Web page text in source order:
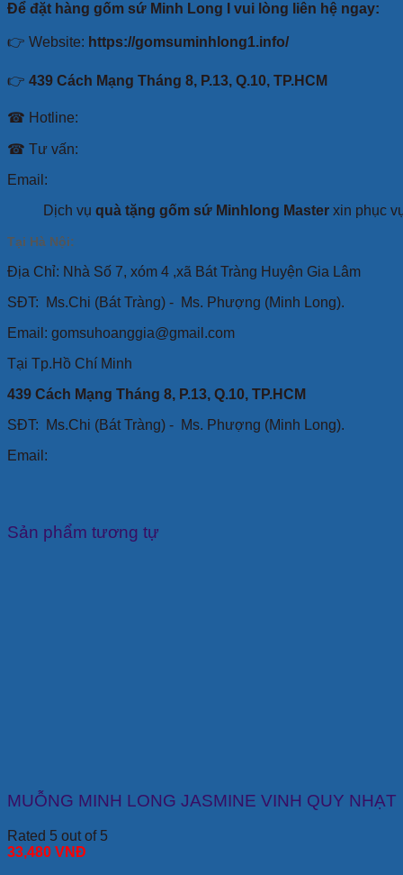
Để đặt hàng gốm sứ Minh Long I vui lòng liên hệ ngay:
👉 Website: https://gomsuminhlong1.info/
👉 439 Cách Mạng Tháng 8, P.13, Q.10, TP.HCM
☎ Hotline:
☎ Tư vấn:
Email:
Dịch vụ quà tặng gốm sứ Minhlong Master xin phục
Tại Hà Nội:
Địa Chỉ: Nhà Số 7, xóm 4 ,xã Bát Tràng Huyện Gia Lâm
SĐT:
Ms.Chi (Bát Tràng) - Ms. Phượng (Minh Long).
Email: gomsuhoanggia@gmail.com
Tại Tp.Hồ Chí Minh
439 Cách Mạng Tháng 8, P.13, Q.10, TP.HCM
SĐT: Ms.Chi (Bát Tràng) - Ms. Phượng (Minh Long).
Email:
Sản phẩm tương tự
MUỖNG MINH LONG JASMINE VINH QUY NHẠT
Rated 5 out of 5
33,480 VNĐ